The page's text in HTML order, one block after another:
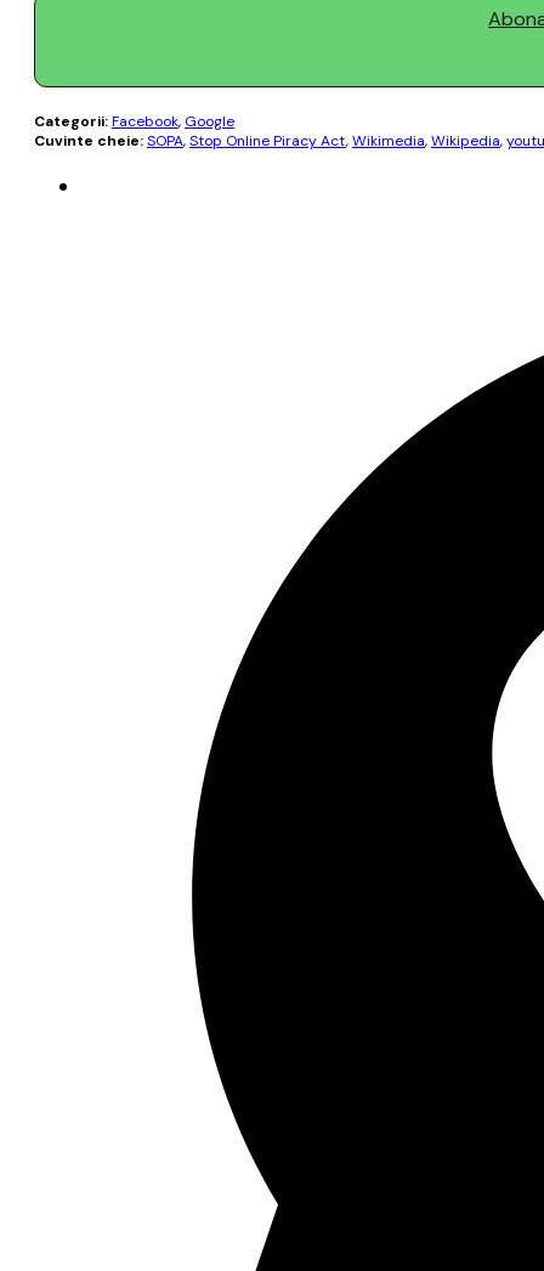
Categorii:Facebook, Google
Cuvinte cheie:SOPA,Stop Online Piracy Act,Wikimedia,Wikipedia,